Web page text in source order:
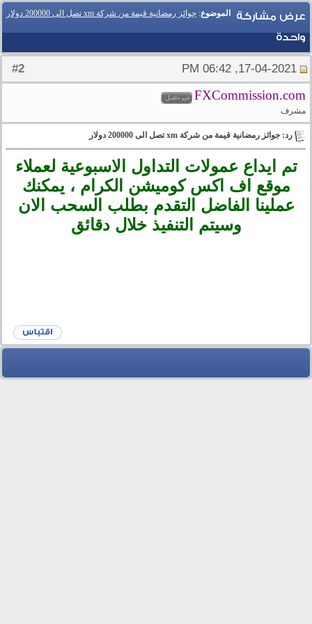
الموضوع: جوائز رمضانية قيمة من شركة xm تصل الى 200000 دولار
عرض مشاركة
واحدة
2
FXCommission.com
مشرف
رد: جوائز رمضانية قيمة من شركة xm تصل الى 200000 دولار
تم ايداع عمولات التداول الاسبوعية لعملاء
موقع اف اكس كوميشن الكرام ، يمكنك
عملينا الفاضل التقدم بطلب السحب الان
وسيتم التنفيذ خلال دقائق